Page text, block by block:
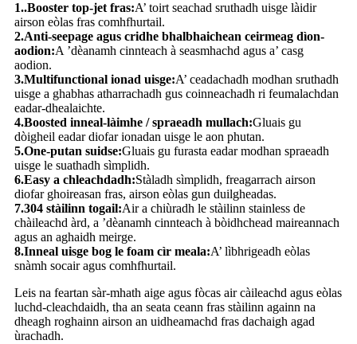
1..Booster top-jet fras:A’ toirt seachad sruthadh uisge làidir
airson eòlas fras comhfhurtail.
2.Anti-seepage agus cridhe bhalbhaichean ceirmeag dìon-
aodion:A ’dèanamh cinnteach à seasmhachd agus a’ casg
aodion.
3.Multifunctional ionad uisge:A’ ceadachadh modhan sruthadh
uisge a ghabhas atharrachadh gus coinneachadh ri feumalachdan
eadar-dhealaichte.
4.Boosted inneal-làimhe / spraeadh mullach:Gluais gu
dòigheil eadar diofar ionadan uisge le aon phutan.
5.One-putan suidse:Gluais gu furasta eadar modhan spraeadh
uisge le suathadh sìmplidh.
6.Easy a chleachdadh:Stàladh sìmplidh, freagarrach airson
diofar ghoireasan fras, airson eòlas gun duilgheadas.
7.304 stàilinn togail:Air a chiùradh le stàilinn stainless de
chàileachd àrd, a ’dèanamh cinnteach à bòidhchead maireannach
agus an aghaidh meirge.
8.Inneal uisge bog le foam cìr meala:A’ lìbhrigeadh eòlas
snàmh socair agus comhfhurtail.
Leis na feartan sàr-mhath aige agus fòcas air càileachd agus eòlas
luchd-cleachdaidh, tha an seata ceann fras stàilinn againn na
dheagh roghainn airson an uidheamachd fras dachaigh agad
ùrachadh.